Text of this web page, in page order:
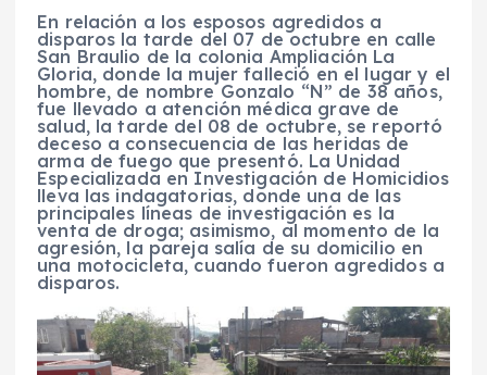
En relación a los esposos agredidos a
disparos la tarde del 07 de octubre en calle
San Braulio de la colonia Ampliación La
Gloria, donde la mujer falleció en el lugar y el
hombre, de nombre Gonzalo “N” de 38 años,
fue llevado a atención médica grave de
salud, la tarde del 08 de octubre, se reportó
deceso a consecuencia de las heridas de
arma de fuego que presentó. La Unidad
Especializada en Investigación de Homicidios
lleva las indagatorias, donde una de las
principales líneas de investigación es la
venta de droga; asimismo, al momento de la
agresión, la pareja salía de su domicilio en
una motocicleta, cuando fueron agredidos a
disparos.